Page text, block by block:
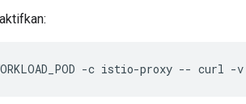
-c istio-proxy --